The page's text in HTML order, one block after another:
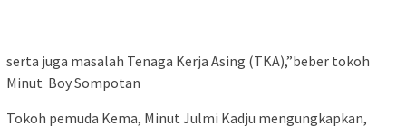
serta juga masalah Tenaga Kerja Asing (TKA),”beber tokoh
Minut Boy Sompotan
Tokoh pemuda Kema, Minut Julmi Kadju mengungkapkan,